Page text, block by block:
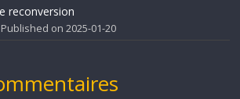
reconversion
Published on 2025-01-20